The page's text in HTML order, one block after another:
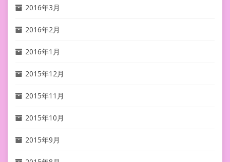
2016年3月
2016年2月
2016年1月
2015年12月
2015年11月
2015年10月
2015年9月